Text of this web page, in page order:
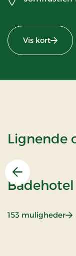
Vis kort
Lignende
Forrige
Badehotel
153 muligheder: